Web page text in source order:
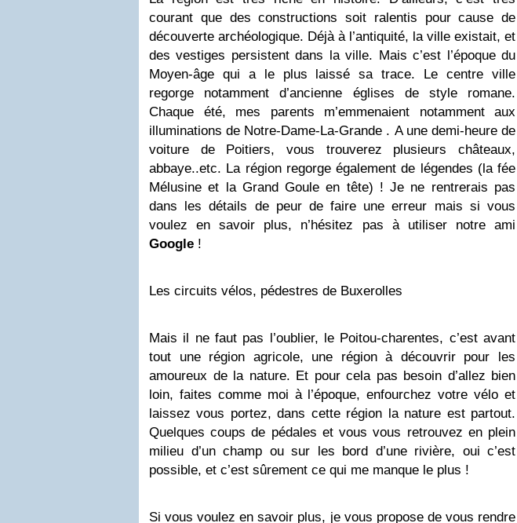
courant que des constructions soit ralentis pour cause de
découverte archéologique. Déjà à l’antiquité, la ville existait, et
des vestiges persistent dans la ville. Mais c’est l’époque du
Moyen-âge qui a le plus laissé sa trace. Le centre ville
regorge notamment d’ancienne églises de style romane.
Chaque été, mes parents m’emmenaient notamment aux
illuminations de Notre-Dame-La-Grande . A une demi-heure de
voiture de Poitiers, vous trouverez plusieurs châteaux,
abbaye..etc. La région regorge également de légendes (la fée
Mélusine et la Grand Goule en tête) ! Je ne rentrerais pas
dans les détails de peur de faire une erreur mais si vous
voulez en savoir plus, n’hésitez pas à utiliser notre ami
Google !
Les circuits vélos, pédestres de Buxerolles
Mais il ne faut pas l’oublier, le Poitou-charentes, c’est avant
tout une région agricole, une région à découvrir pour les
amoureux de la nature. Et pour cela pas besoin d’allez bien
loin, faites comme moi à l’époque, enfourchez votre vélo et
laissez vous portez, dans cette région la nature est partout.
Quelques coups de pédales et vous vous retrouvez en plein
milieu d’un champ ou sur les bord d’une rivière, oui c’est
possible, et c’est sûrement ce qui me manque le plus !
Si vous voulez en savoir plus, je vous propose de vous rendre